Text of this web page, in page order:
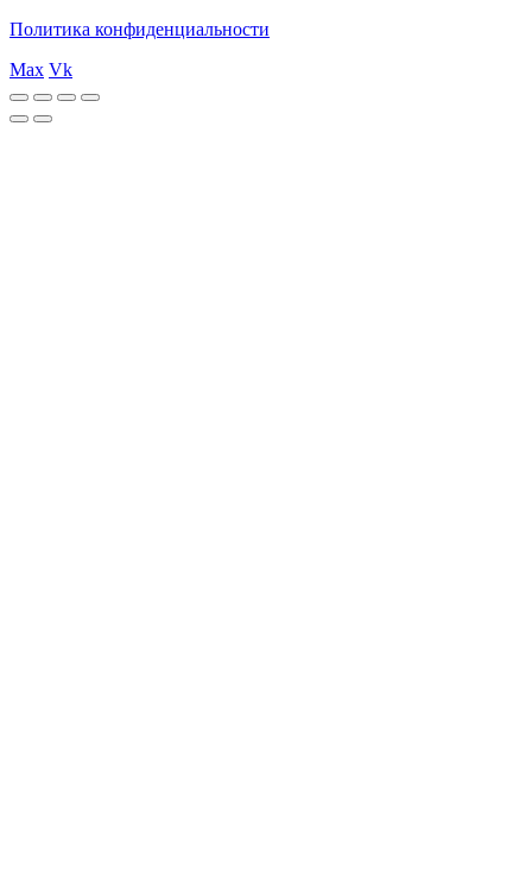
Политика конфиденциальности
Max Vk